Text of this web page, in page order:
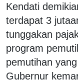
Kendati
terdapat 3
tunggakan
program
pemutihan
Gubernur